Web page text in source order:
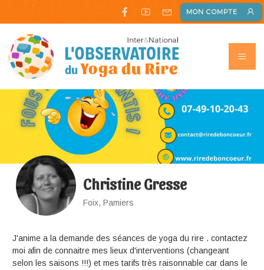
MON COMPTE
Christine Gresse
Foix, Pamiers
J'anime a la demande des séances de yoga du rire . contactez
moi afin de connaitre mes lieux d'interventions (changeant
selon les saisons !!!) et mes tarifs très raisonnable car dans le